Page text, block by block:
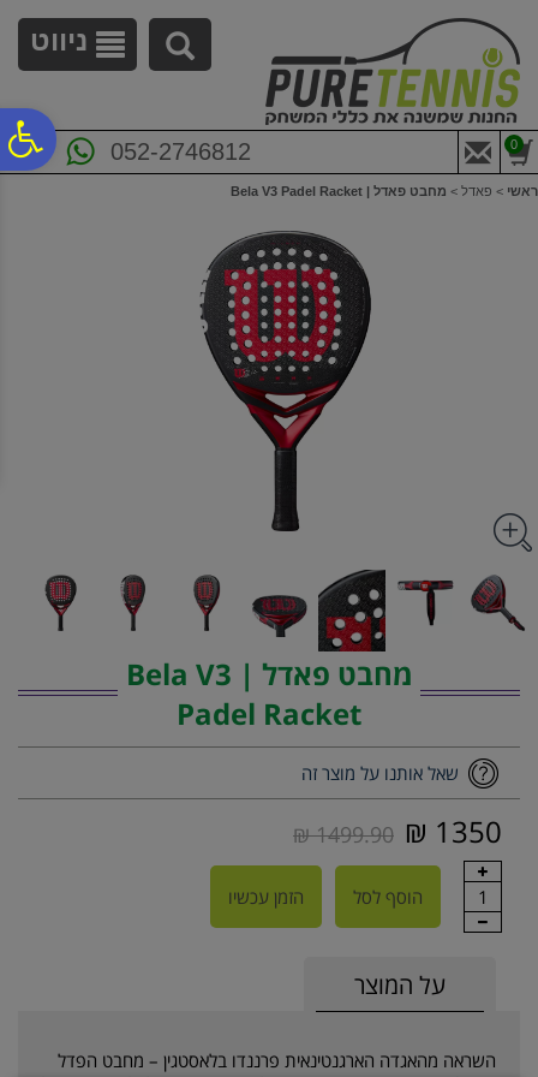
נגישות
ניווט
052-2746812 0
ראשי > פאדל > מחבט פאדל | Bela V3 Padel Racket
מחבט פאדל | Bela V3
Padel Racket
שאל אותנו על מוצר זה
1350 ₪
1499.90 ₪
1 הוסף לסל הזמן עכשיו
על המוצר
השראה מהאגדה הארגנטינאית פרננדו בלאסטגין – מחבט הפדל